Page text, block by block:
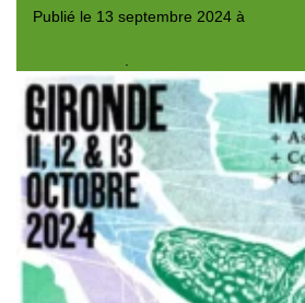
Publié le 13 septembre 2024 à